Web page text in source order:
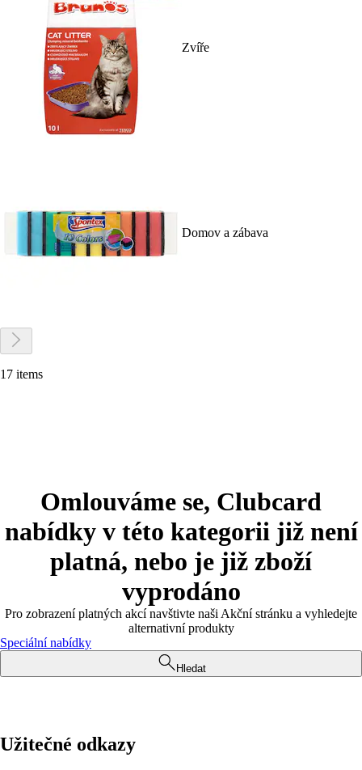
Zvíře
Domov a zábava
17 items
Omlouváme se, Clubcard
nabídky v této kategorii již není
platná, nebo je již zboží
vyprodáno
Pro zobrazení platných akcí navštivte naši Akční stránku a vyhledejte
alternativní produkty
Speciální nabídky
Hledat
Užitečné odkazy